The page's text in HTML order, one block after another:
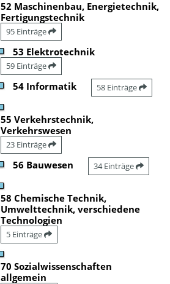
52 Maschinenbau, Energietechnik,
Fertigungstechnik
95 Einträge
53 Elektrotechnik
59 Einträge
54 Informatik 58 Einträge
55 Verkehrstechnik,
Verkehrswesen
23 Einträge
56 Bauwesen 34 Einträge
58 Chemische Technik,
Umwelttechnik, verschiedene
Technologien
5 Einträge
70 Sozialwissenschaften
allgemein